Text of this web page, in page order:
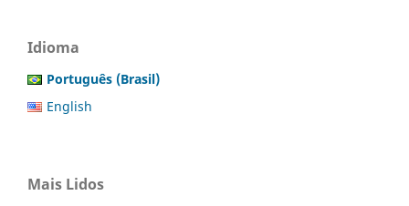
Idioma
Português (Brasil)
English
Mais Lidos